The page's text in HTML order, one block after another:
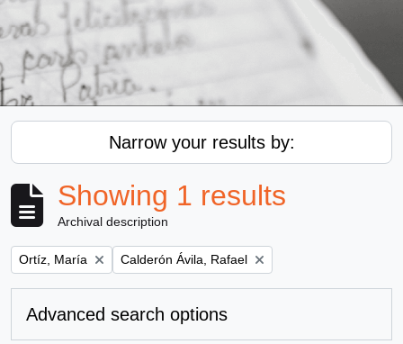
Narrow your results by:
Showing 1 results
Archival description
Remove filter:
Ortíz, María Remove filter:
Calderón Ávila, Rafael
Advanced search options